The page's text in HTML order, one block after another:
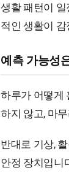
생활 패턴이
적인 생활이
예측 가능성
하루가 어떻게
하지 않고, 마
반대로 기상,
안정 장치입니